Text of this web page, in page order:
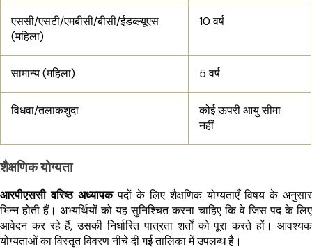
एससी/एसटी/एमबीसी/बीसी/ईडब्ल्यूएस
(महिला)
10 वर्ष
सामान्य (महिला) 5 वर्ष
विधवा/तलाकशुदा
कोई ऊपरी आयु सीमा
नहीं
शैक्षणिक योग्यता
आरपीएससी वरिष्ठ अध्यापकपदों के लिए शैक्षणिक योग्यताएँ विषय के अनुसार
भिन्न होती हैं। अभ्यर्थियों को यह सुनिश्चित करना चाहिए कि वे जिस पद के लिए
आवेदन कर रहे हैं, उसकी निर्धारित पात्रता शर्तों को पूरा करते हों। आवश्यक
योग्यताओं का विस्तृत विवरण नीचे दी गई तालिका में उपलब्ध है।